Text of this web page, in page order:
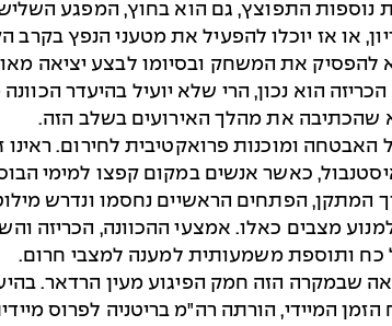
התפוצץ ברחוב הסמוך מחבל שני וכעבור 23 דקות נוספות
או אז יוכלו להפעיל את מטעני הנפץ בקרב
את המשחק ובסיומו לבצע יציאה
הוא נכון, הרי שלא יועיל בהיעדר
שהכתיבה את מהלך האירועים בשלב הזה.
ומוכנות פרואקטיבית לחירום.
כאשר אנשים במקום קפצו למימי
המתקן, הפתחים הראשיים נחסמו ונדרש
מצבים כאלו. אמצעי ההכוונה, הכריזה
כח ותוספת משמעותית למענה למצבי חרום.
שבמקרה הזה חמק הפיגוע מעין הרדאר.